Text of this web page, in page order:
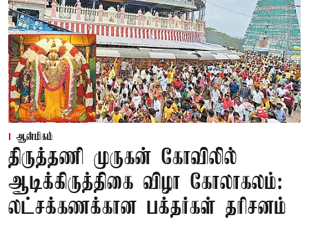
ஆன்மிகம்
திருத்தணி முருகன் கோவிலில்
ஆடிக்கிருத்திகை விழா கோலாகலம்:
லட்சக்கணக்கான பக்தர்கள் தரிசனம்